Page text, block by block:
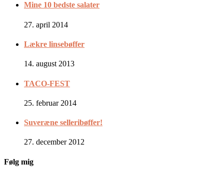
Mine 10 bedste salater
27. april 2014
Lækre linsebøffer
14. august 2013
TACO-FEST
25. februar 2014
Suveræne selleribøffer!
27. december 2012
Følg mig